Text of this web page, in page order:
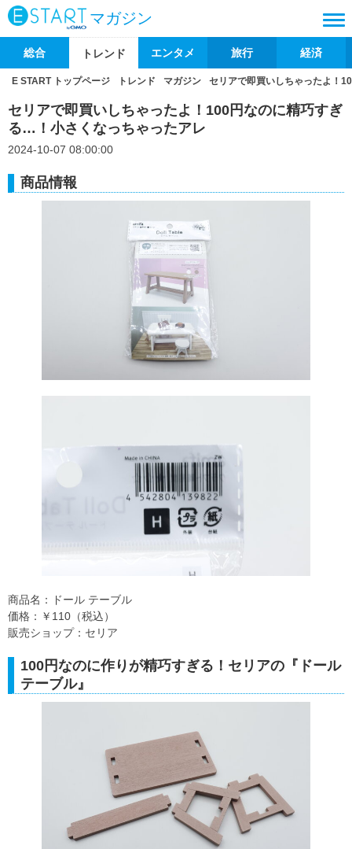
マガジン
総合 トレンド エンタメ 旅行 経済
E START トップページ トレンド マガジン セリアで即買いしちゃったよ！
セリアで即買いしちゃったよ！100円なのに精巧すぎ
る…！小さくなっちゃったアレ
2024-10-07 08:00:00
商品情報
商品名：ドール テーブル
価格：￥110（税込）
販売ショップ：セリア
100円なのに作りが精巧すぎる！セリアの『ドール
テーブル』